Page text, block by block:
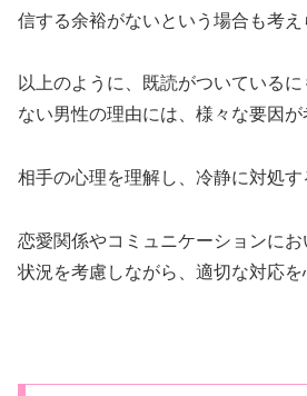
信する余裕がないという場合も考え
以上のように、既読がついている
ない男性の理由には、様々な要因が
相手の心理を理解し、冷静に対処す
恋愛関係やコミュニケーションに
状況を考慮しながら、適切な対応を